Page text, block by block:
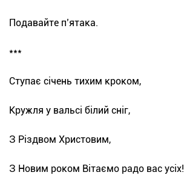
Подавайте п’ятака.
***
Ступає січень тихим кроком,
Кружля у вальсі білий сніг,
З Різдвом Христовим,
З Новим роком Вітаємо радо вас усіх!